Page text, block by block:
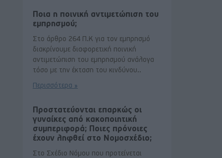
Ποια η ποινική αντιμετώπιση του
εμπρησμού;
Στο άρθρο 264 Π.Κ για τον εμπρησμό
διακρίνουμε διαφορετική ποινική
αντιμετώπιση του εμπρησμού ανάλογα
τόσο με την έκταση του κινδύνου..
Περισσότερα »
Προστατεύονται επαρκώς οι
γυναίκες από κακοποιητική
συμπεριφορά; Ποιες πρόνοιες
έχουν ληφθεί στο Νομοσχέδιο;
Στο Σχέδιο Νόμου που προτείνεται